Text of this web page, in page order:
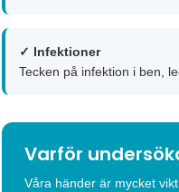
✓ Infektioner
Tecken på infektion i ben,
Varför
Våra händer är mycket